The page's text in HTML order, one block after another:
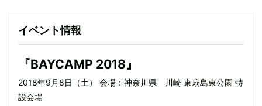
イベント情報
『BAYCAMP 2018』
2018年9月8日（土） 会場：神奈川県 川崎 東扇島東公園 特
設会場